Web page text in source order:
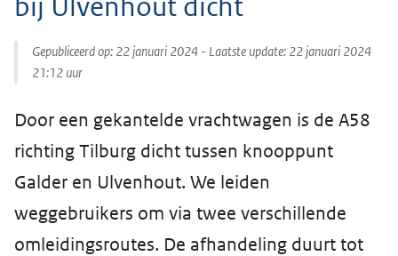
Gepubliceerd op: 22 januari 2024 - Laatste update: 22 januari 2024
21:12 uur
Door een gekantelde vrachtwagen is de A58
richting Tilburg dicht tussen knooppunt
Galder en Ulvenhout. We leiden
weggebruikers om via twee verschillende
omleidingsroutes. De afhandeling duurt tot